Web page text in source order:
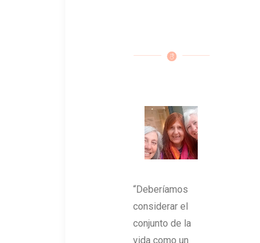
“Deberíamos
considerar el
conjunto de la
vida como un